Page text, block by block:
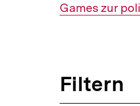
Games zur
Filtern